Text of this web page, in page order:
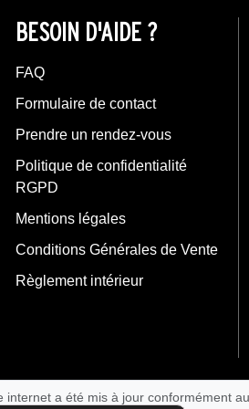
BESOIN D'AIDE ?
FAQ
Formulaire de contact
Prendre un rendez-vous
Politique de confidentialité
RGPD
Mentions légales
Conditions Générales de Vente
Règlement intérieur
internet a été mis à jour conformément